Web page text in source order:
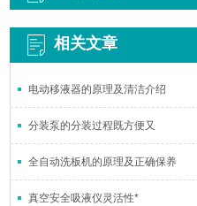
相关文章
电动移液器的原理及清洁介绍
分装泵的分装过程既方便又
全自动洗板机的原理及正确保养
真空安全吸液仪灵活性*